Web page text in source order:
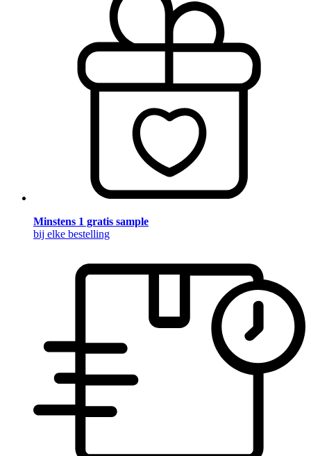
Minstens 1 gratis sample
bij elke bestelling